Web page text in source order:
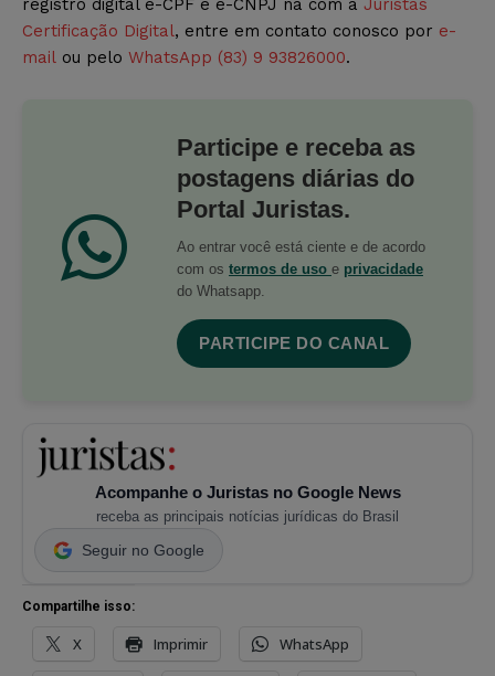
registro digital e-CPF e e-CNPJ na com a Juristas
Certificação Digital, entre em contato conosco por e-
mail ou pelo WhatsApp (83) 9 93826000.
Participe e receba as
postagens diárias do
Portal Juristas.
Ao entrar você está ciente e de acordo
com os termos de uso e privacidade
do Whatsapp.
PARTICIPE DO CANAL
Acompanhe o Juristas no Google News
receba as principais notícias jurídicas do Brasil
Seguir no Google
Compartilhe isso:
X Imprimir WhatsApp